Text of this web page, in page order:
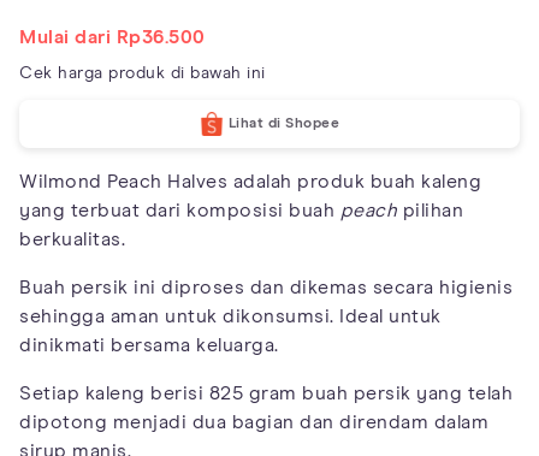
Mulai dari Rp36.500
Cek harga produk di bawah ini
Lihat di Shopee
Wilmond Peach Halves adalah produk buah kaleng
yang terbuat dari komposisi buah peach pilihan
berkualitas.
Buah persik ini diproses dan dikemas secara higienis
sehingga aman untuk dikonsumsi. Ideal untuk
dinikmati bersama keluarga.
Setiap kaleng berisi 825 gram buah persik yang telah
dipotong menjadi dua bagian dan direndam dalam
sirup manis.